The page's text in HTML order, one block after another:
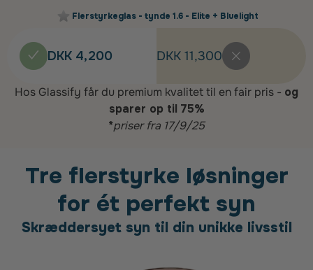
Flerstyrkeglas - tynde 1.6 - Elite + Bluelight
DKK 4,200 DKK 11,300
Hos Glassify får du premium kvalitet til en fair pris - og
sparer op til 75%
*priser fra 17/9/25
Tre flerstyrke løsninger
for ét perfekt syn
Skræddersyet syn til din unikke livsstil